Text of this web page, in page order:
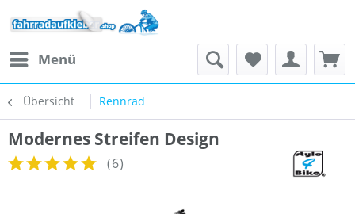
Menü
Übersicht Rennrad
Modernes Streifen Design
(6)